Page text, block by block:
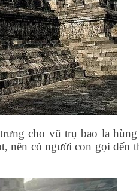
cho vũ trụ bao la
nên có người con gọi đến